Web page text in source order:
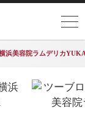
浜美容院ラムデリカ